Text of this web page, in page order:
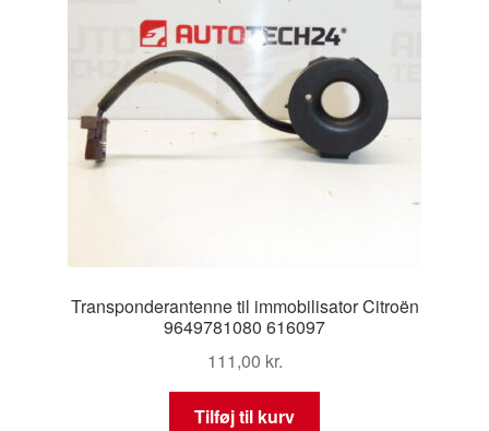
Transponderantenne til immobilisator Citroën
9649781080 616097
111,00 kr.
Tilføj til kurv